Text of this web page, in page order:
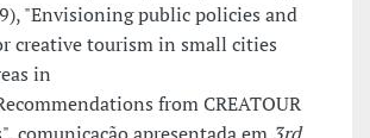
"Envisioning public policies and
creative tourism in small cities
in
from CREATOUR